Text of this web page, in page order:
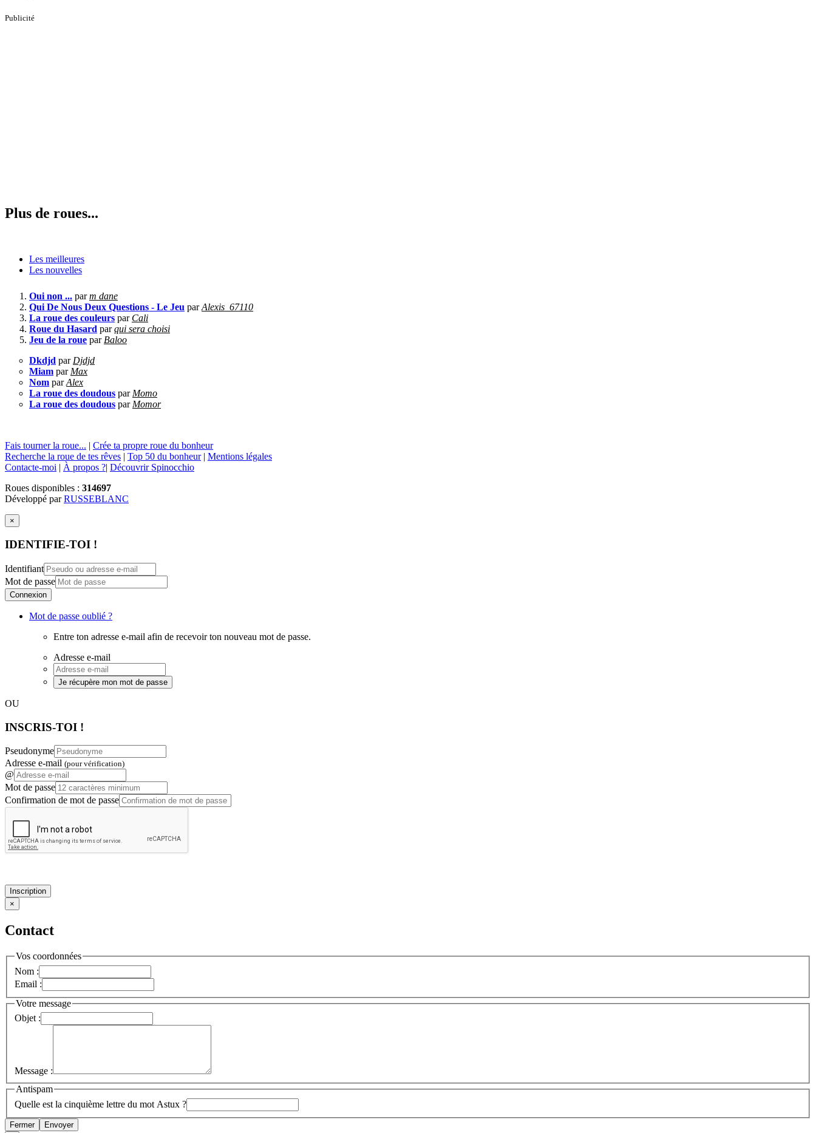
Publicité
Plus de roues...
Les meilleures
Les nouvelles
Oui non ... parm dane
Qui De Nous Deux Questions - Le Jeu parAlexis_67110
La roue des couleurs par Cali
Roue du Hasard parqui sera choisi
Jeu de la roue par Baloo
Dkdjd par Djdjd
Miam par Max
Nom parAlex
La roue des doudous par Momo
La roue des doudous par Momor
Fais tourner la roue... | Crée ta propre roue du bonheur
Recherche la roue de tes rêves | Top 50 du bonheur| Mentions légales
Contacte-moi | À propos ?| Découvrir Spinocchio
Roues disponibles : 314697
Développé parRUSSEBLANC
×
IDENTIFIE-TOI !
Identifiant
Mot de passe
Connexion
Mot de passe oublié ?
Entre ton adresse e-mail afin de recevoir ton nouveau mot de passe.
Adresse e-mail
Je récupère mon mot de passe
OU
INSCRIS-TOI !
Pseudonyme
Adresse e-mail (pour vérification)
@
Mot de passe
Confirmation de mot de passe
Inscription
×
Contact
Vos coordonnées
Nom :
Email :
Votre message
Objet :
Message :
Antispam
Quelle est la cinquième lettre du mot Astux ?
Fermer
Envoyer